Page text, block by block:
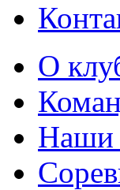
О
Наши